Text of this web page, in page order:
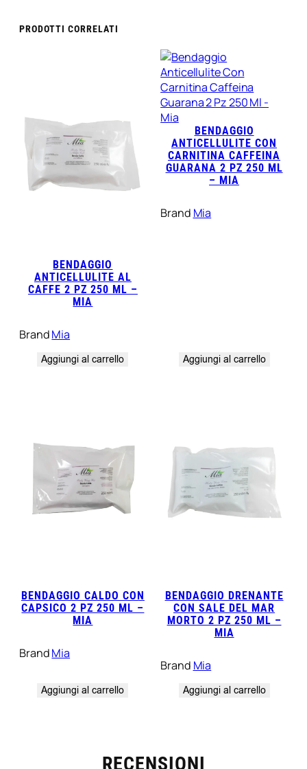
PRODOTTI CORRELATI
BENDAGGIO
ANTICELLULITE AL
CAFFE 2 PZ 250 ML –
MIA
BrandMia
Aggiungi al carrello
BENDAGGIO
ANTICELLULITE CON
CARNITINA CAFFEINA
GUARANA 2 PZ 250 ML
– MIA
Brand Mia
Aggiungi al carrello
BENDAGGIO CALDO CON
CAPSICO 2 PZ 250 ML –
MIA
BrandMia
Aggiungi al carrello
BENDAGGIO DRENANTE
CON SALE DEL MAR
MORTO 2 PZ 250 ML –
MIA
Brand Mia
Aggiungi al carrello
RECENSIONI